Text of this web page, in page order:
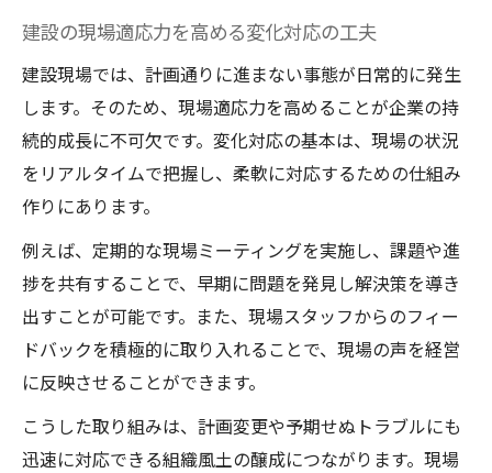
建設の現場適応力を高める変化対応の工夫
建設現場では、計画通りに進まない事態が日常的に発生
します。そのため、現場適応力を高めることが企業の持
続的成長に不可欠です。変化対応の基本は、現場の状況
をリアルタイムで把握し、柔軟に対応するための仕組み
作りにあります。
例えば、定期的な現場ミーティングを実施し、課題や進
捗を共有することで、早期に問題を発見し解決策を導き
出すことが可能です。また、現場スタッフからのフィー
ドバックを積極的に取り入れることで、現場の声を経営
に反映させることができます。
こうした取り組みは、計画変更や予期せぬトラブルにも
迅速に対応できる組織風土の醸成につながります。現場